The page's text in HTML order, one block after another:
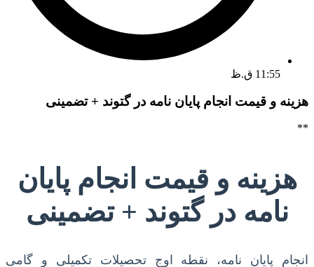
11:55 ق.ظ
هزینه و قیمت انجام پایان نامه در گتوند + تضمینی
**
هزینه و قیمت انجام پایان
نامه در گتوند + تضمینی
انجام پایان نامه، نقطه اوج تحصیلات تکمیلی و گامی